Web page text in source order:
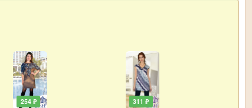
254 ₽ 311 ₽